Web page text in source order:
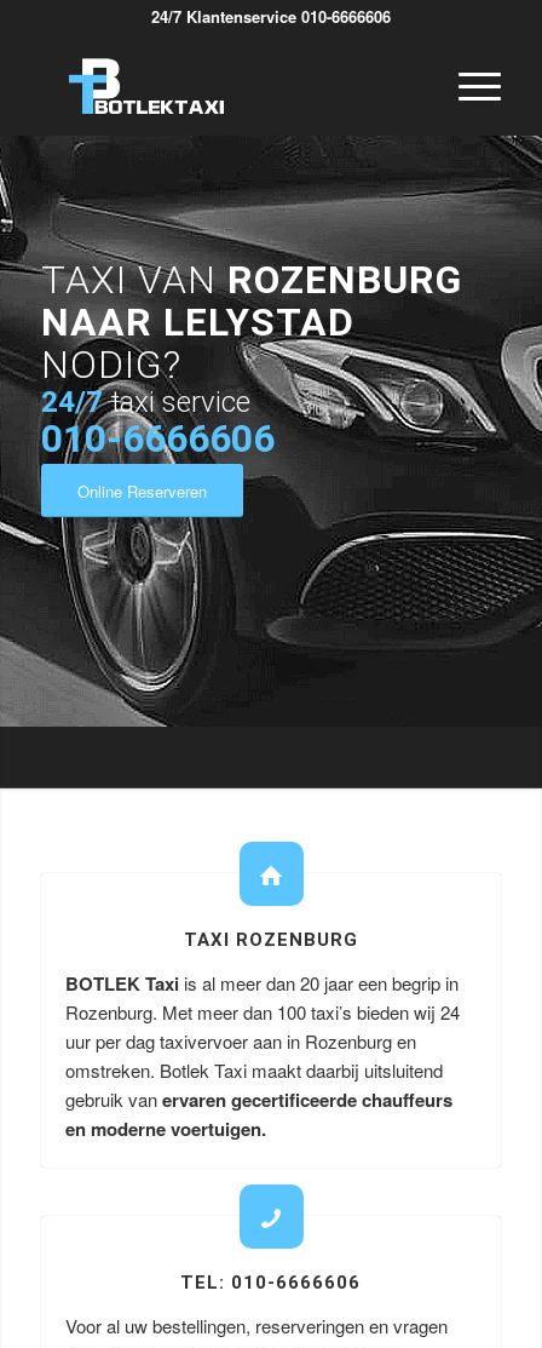
24/7 Klantenservice 010-6666606
TAXI VANROZENBURG
NAAR LELYSTAD
NODIG?
24/7 taxi service
010-6666606
Online Reserveren
TAXI ROZENBURG
BOTLEK Taxi is al meer dan 20 jaar een begrip in
Rozenburg. Met meer dan 100 taxi’s bieden wij 24
uur per dag taxivervoer aan in Rozenburg en
omstreken. Botlek Taxi maakt daarbij uitsluitend
gebruik vanervaren gecertificeerde chauffeurs
en moderne voertuigen.
TEL: 010-6666606
Voor al uw bestellingen, reserveringen en vragen